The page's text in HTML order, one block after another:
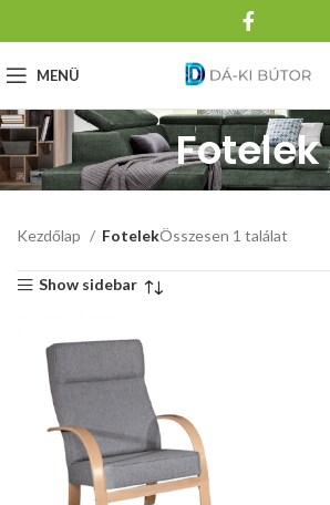
MENÜ
Fotelek
Kezdőlap FotelekÖsszesen 1 találat
Show sidebar